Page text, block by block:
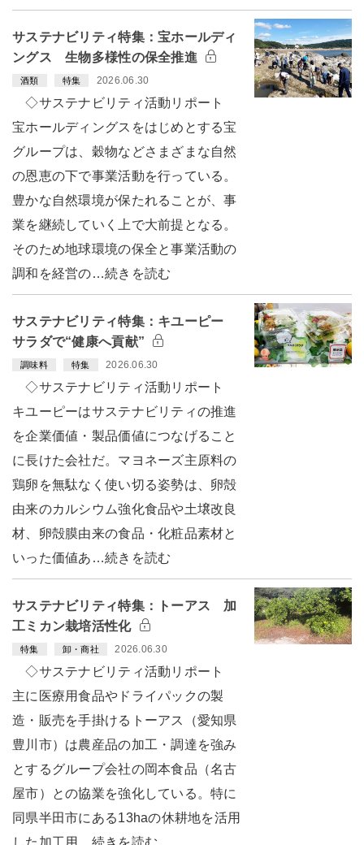
サステナビリティ特集：宝ホールディ
ングス 生物多様性の保全推進
酒類 特集 2026.06.30
◇サステナビリティ活動リポート
宝ホールディングスをはじめとする宝
グループは、穀物などさまざまな自然
の恩恵の下で事業活動を行っている。
豊かな自然環境が保たれることが、事
業を継続していく上で大前提となる。
そのため地球環境の保全と事業活動の
調和を経営の…続きを読む
サステナビリティ特集：キユーピー
サラダで“健康へ貢献”
調味料 特集 2026.06.30
◇サステナビリティ活動リポート
キユーピーはサステナビリティの推進
を企業価値・製品価値につなげること
に長けた会社だ。マヨネーズ主原料の
鶏卵を無駄なく使い切る姿勢は、卵殻
由来のカルシウム強化食品や土壌改良
材、卵殻膜由来の食品・化粧品素材と
いった価値あ…続きを読む
サステナビリティ特集：トーアス 加
工ミカン栽培活性化
特集 卸・商社 2026.06.30
◇サステナビリティ活動リポート
主に医療用食品やドライパックの製
造・販売を手掛けるトーアス（愛知県
豊川市）は農産品の加工・調達を強み
とするグループ会社の岡本食品（名古
屋市）との協業を強化している。特に
同県半田市にある13haの休耕地を活用
した加工用…続きを読む